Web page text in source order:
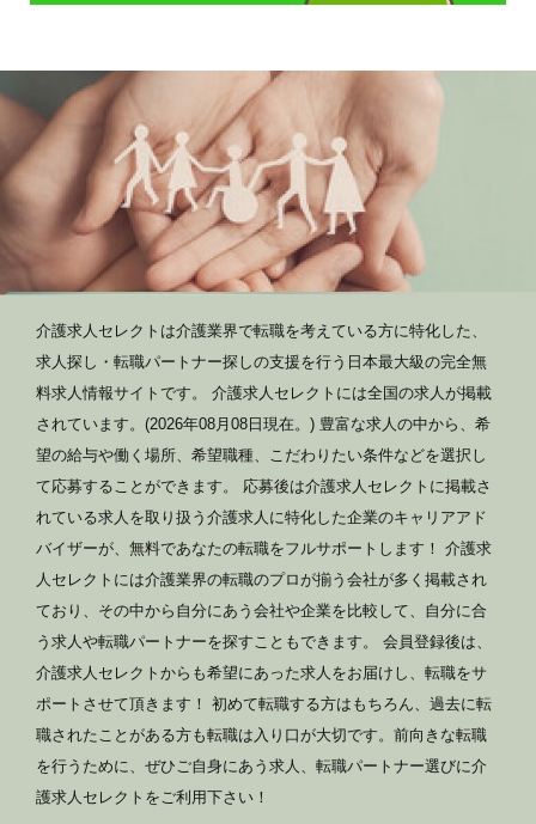
介護求人セレクトは介護業界で転職を考えている方に特化した、
求人探し・転職パートナー探しの支援を行う日本最大級の完全無
料求人情報サイトです。 介護求人セレクトには全国の求人が掲載
されています。(2026年08月08日現在。) 豊富な求人の中から、希
望の給与や働く場所、希望職種、こだわりたい条件などを選択し
て応募することができます。 応募後は介護求人セレクトに掲載さ
れている求人を取り扱う介護求人に特化した企業のキャリアアド
バイザーが、無料であなたの転職をフルサポートします！ 介護求
人セレクトには介護業界の転職のプロが揃う会社が多く掲載され
ており、その中から自分にあう会社や企業を比較して、自分に合
う求人や転職パートナーを探すこともできます。 会員登録後は、
介護求人セレクトからも希望にあった求人をお届けし、転職をサ
ポートさせて頂きます！ 初めて転職する方はもちろん、過去に転
職されたことがある方も転職は入り口が大切です。前向きな転職
を行うために、ぜひご自身にあう求人、転職パートナー選びに介
護求人セレクトをご利用下さい！